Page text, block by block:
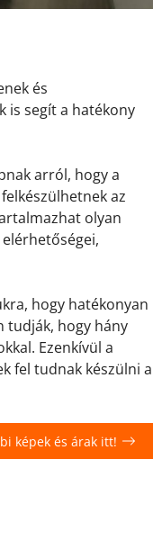
és
is segít a hatékony
arról, hogy a
az
olyan
hogy hatékonyan
tudják, hogy hány
Ezenkívül a
fel tudnak készülni a
képek és árak itt!